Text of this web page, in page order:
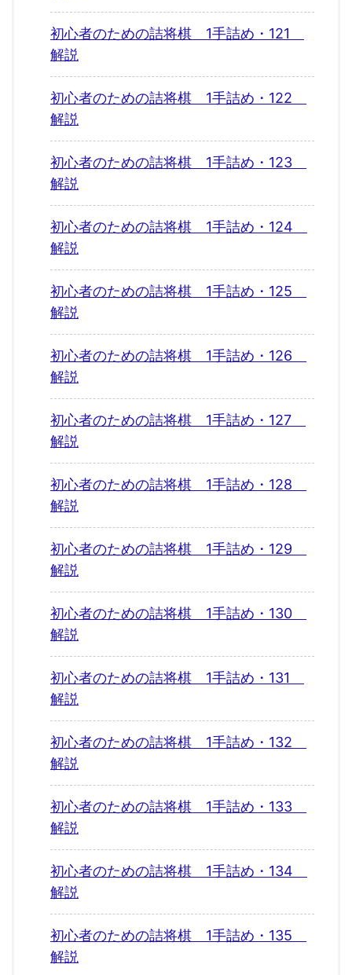
初心者のための詰将棋 1手詰め・121
解説
初心者のための詰将棋 1手詰め・122
解説
初心者のための詰将棋 1手詰め・123
解説
初心者のための詰将棋 1手詰め・124
解説
初心者のための詰将棋 1手詰め・125
解説
初心者のための詰将棋 1手詰め・126
解説
初心者のための詰将棋 1手詰め・127
解説
初心者のための詰将棋 1手詰め・128
解説
初心者のための詰将棋 1手詰め・129
解説
初心者のための詰将棋 1手詰め・130
解説
初心者のための詰将棋 1手詰め・131
解説
初心者のための詰将棋 1手詰め・132
解説
初心者のための詰将棋 1手詰め・133
解説
初心者のための詰将棋 1手詰め・134
解説
初心者のための詰将棋 1手詰め・135
解説